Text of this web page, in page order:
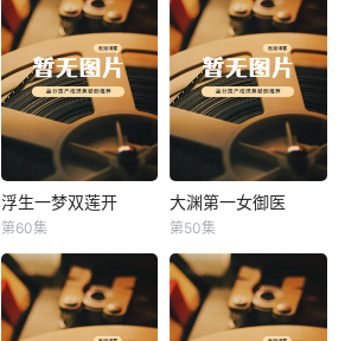
浮生一梦双莲开
浮生一梦双莲开
第60集
大渊第一女御医
大渊第一女御医
第50集